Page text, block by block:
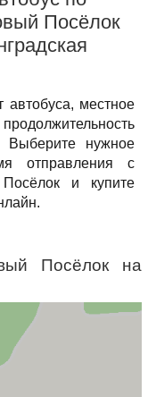
Посёлок
автобуса, местное
Выберите нужное
отправления с
и купите
Посёлок на